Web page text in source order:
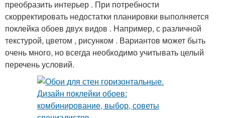
преобразить интерьер . При потребности
скорректировать недостатки планировки выполняется
поклейка обоев двух видов . Например, с различной
текстурой, цветом , рисунком . Вариантов может быть
очень много, но всегда необходимо учитывать целый
перечень условий.